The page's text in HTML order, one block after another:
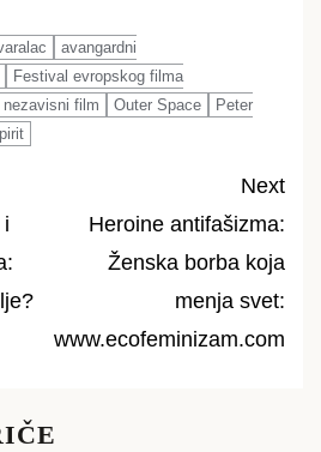
avangardni
Festival evropskog filma
nezavisni film Outer Space
Peter
i
Next
Heroine antifašizma:
Ženska borba koja
menja svet:
www.ecofeminizam.com